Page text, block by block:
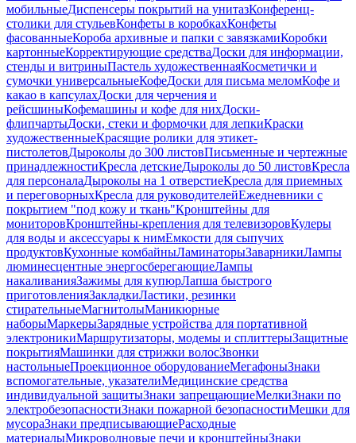
мобильныеДиспенсеры покрытий на унитазКонференц-
столики для стульевКонфеты в коробкахКонфеты
фасованныеКороба архивные и папки с завязкамиКоробки
картонныеКорректирующие средстваДоски для информации,
стенды и витриныПастель художественнаяКосметички и
сумочки универсальныеКофеДоски для письма меломКофе и
какао в капсулахДоски для черчения и
рейсшиныКофемашины и кофе для нихДоски-
флипчартыДоски, стеки и формочки для лепкиКраски
художественныеКрасящие ролики для этикет-
пистолетовДыроколы до 300 листовПисьменные и чертежные
принадлежностиКресла детскиеДыроколы до 50 листовКресла
для персоналаДыроколы на 1 отверстиеКресла для приемных
и переговорныхКресла для руководителейЕжедневники с
покрытием "под кожу и ткань"Кронштейны для
мониторовКронштейны-крепления для телевизоровКулеры
для воды и аксессуары к нимЕмкости для сыпучих
продуктовКухонные комбайныЛаминаторыЗаварникиЛампы
люминесцентные энергосберегающиеЛампы
накаливанияЗажимы для купюрЛапша быстрого
приготовленияЗакладкиЛастики, резинки
стирательныеМагнитолыМаникюрные
наборыМаркерыЗарядные устройства для портативной
электроникиМаршрутизаторы, модемы и сплиттерыЗащитные
покрытияМашинки для стрижки волосЗвонки
настольныеПроекционное оборудованиеМегафоныЗнаки
вспомогательные, указателиМедицинские средства
индивидуальной защитыЗнаки запрещающиеМелкиЗнаки по
электробезопасностиЗнаки пожарной безопасностиМешки для
мусораЗнаки предписывающиеРасходные
материалыМикроволновые печи и кронштейныЗнаки